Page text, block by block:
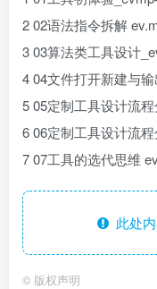
2 02语法指令拆解
3 03算法类工具设计
4 04文件打开新建与
5 05定制工具设计流
6 06定制工具设计流
7 07工具的选代思维
此处内
© 版权声明